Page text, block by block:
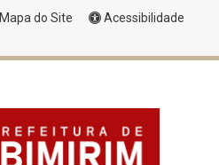
Mapa do Site
Acessibilidade